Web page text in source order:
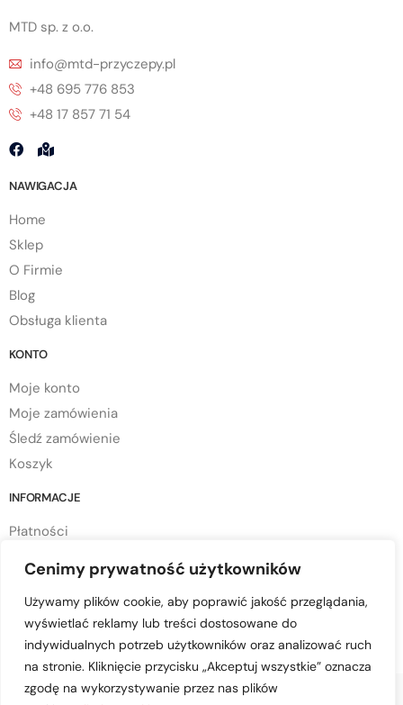
Cenimy prywatność użytkowników
Używamy plików cookie, aby poprawić jakość przeglądania,
wyświetlać reklamy lub treści dostosowane do
indywidualnych potrzeb użytkowników oraz analizować ruch
na stronie. Kliknięcie przycisku „Akceptuj wszystkie” oznacza
zgodę na wykorzystywanie przez nas plików
MTD sp. z o.o.
info@mtd-przyczepy.pl
+48 695 776 853
+48 17 857 71 54
NAWIGACJA
Home
Sklep
O Firmie
Blog
Obsługa klienta
KONTO
Moje konto
Moje zamówienia
Śledź zamówienie
Koszyk
INFORMACJE
Płatności
Regulamin sklepu
Polityka prywatności
Polityka cookies